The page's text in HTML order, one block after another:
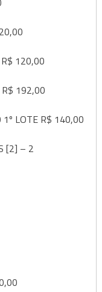
R$ 120,00
R$ 192,00
1º LOTE R$ 140,00
[2] – 2